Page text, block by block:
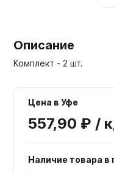
Описание
Комплект - 2 шт.
Цена в Уфе
557,90 ₽ /
Наличие товара в